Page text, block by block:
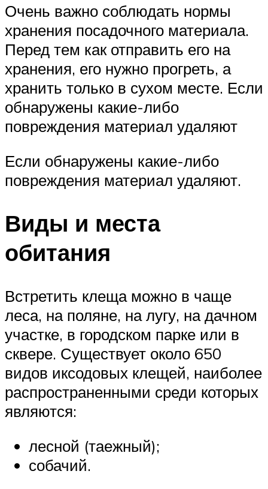
Очень важно соблюдать нормы
хранения посадочного материала.
Перед тем как отправить его на
хранения, его нужно прогреть, а
хранить только в сухом месте. Если
обнаружены какие-либо
повреждения материал удаляют
Если обнаружены какие-либо
повреждения материал удаляют.
Виды и места
обитания
Встретить клеща можно в чаще
леса, на поляне, на лугу, на дачном
участке, в городском парке или в
сквере. Существует около 650
видов иксодовых клещей, наиболее
распространенными среди которых
являются:
лесной (таежный);
собачий.